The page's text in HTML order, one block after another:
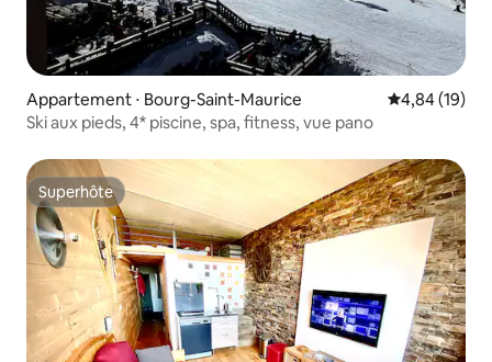
Appartement ⋅ Bourg-Saint-Maurice Évaluation
4,84 (19)
Ski aux pieds, 4* piscine, spa, fitness, vue pano
Superhôte
Superhôte